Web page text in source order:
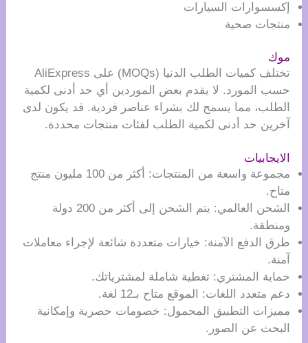
إكسسوارات السيارات
منتجات صحية
موك
تختلف كميات الطلب الدنيا (MOQs) على AliExpress
حسب المورد. لا يقدم بعض الموردين أي حد أدنى لكمية
الطلب، مما يسمح لك بشراء عناصر فردية. قد يكون لدى
آخرين حد أدنى لكمية الطلب لفئات منتجات محددة.
الايجابيات
مجموعة واسعة من المنتجات: أكثر من 100 مليون منتج
متاح.
الشحن العالمي: يتم الشحن إلى أكثر من 200 دولة
ومنطقة.
طرق الدفع الآمنة: خيارات متعددة شائعة لإجراء معاملات
آمنة.
حماية المشتري: تغطية شاملة لمشترياتك.
دعم متعدد اللغات: الموقع متاح بـ12 لغة.
مميزات التطبيق المحمول: خصومات حصرية وإمكانية
البحث عن الصور.